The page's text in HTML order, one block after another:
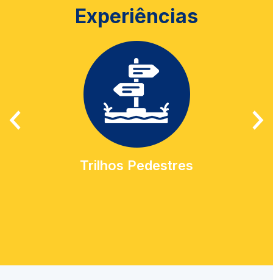
Experiências
Trilhos Pedestres